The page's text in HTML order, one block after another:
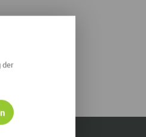
Winterspiele 2026
& Wellness
und Stauseen im Erzgebirge
der